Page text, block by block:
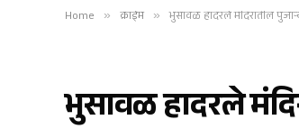
Home » क्राईम » भुसावळ हादरले मंदिरातील
भुसावळ हादरले